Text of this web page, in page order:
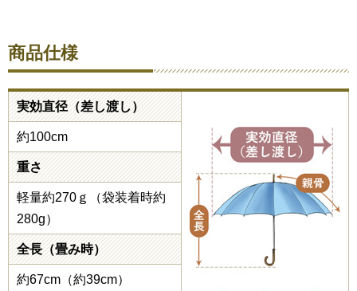
商品仕様
実効直径（差し渡し）
約100cm
重さ
軽量約270ｇ（袋装着時約
280g）
全長（畳み時）
約67cm（約39cm）